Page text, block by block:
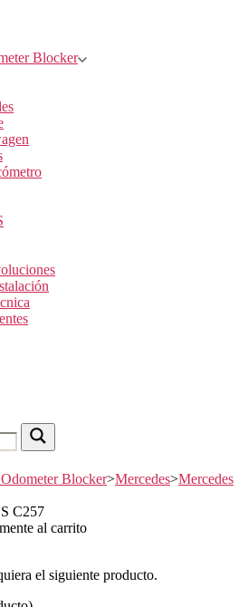
Blocker
Blocker>Mercedes>Mercedes
C257
al carrito
el siguiente producto.